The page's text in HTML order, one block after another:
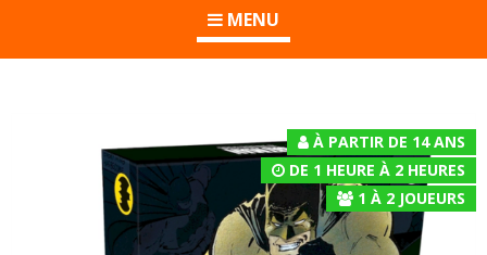
MENU
À PARTIR DE 14 ANS
DE 1 HEURE À 2 HEURES
1 À 2 JOUEURS